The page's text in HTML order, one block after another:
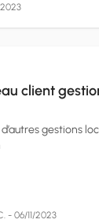
client
gestions
- 06/11/2023